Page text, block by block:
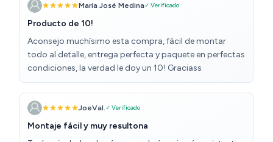
María José Medina✓ Verificado
Producto de 10!
Aconsejo muchísimo esta compra, fácil de montar
todo al detalle, entrega perfecta y paquete en perfectas
condiciones, la verdad le doy un 10! Graciass
JoeVal. ✓ Verificado
Montaje fácil y muy resultona